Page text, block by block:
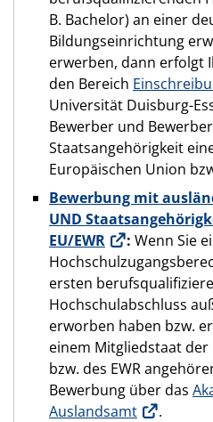
B. Bachelor) an einer
Bildungseinrichtung
erwerben, dann erfolgt
den Bereich
Universität Duisburg-
Bewerber und
Staatsangehörigkeit
Europäischen Union
Bewerbung mit
UND
EU/EWR
: Wenn Sie
ersten
Hochschulabschluss
erworben haben bzw.
einem Mitgliedstaat
bzw. des EWR
Bewerbung über das
Auslandsamt
.